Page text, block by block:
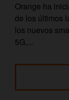
Orange ha
de los últimos
los nuevos
5G,...